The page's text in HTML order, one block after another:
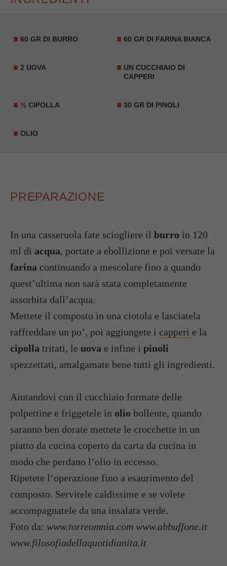
60 GR DI BURRO 60 GR DI FARINA BIANCA
2 UOVA
UN CUCCHIAIO DI
CAPPERI
½ CIPOLLA 30 GR DI PINOLI
OLIO
PREPARAZIONE
In una casseruola fate sciogliere il burro in 120
ml di acqua, portate a ebollizione e poi versate la
farina continuando a mescolare fino a quando
quest’ultima non sarà stata completamente
assorbita dall’acqua.
Mettete il composto in una ciotola e lasciatela
raffreddare un po’, poi aggiungete i capperi e la
cipolla tritati, le uova e infine i pinoli
spezzettati, amalgamate bene tutti gli ingredienti.
Aiutandovi con il cucchiaio formate delle
polpettine e friggetele in olio bollente, quando
saranno ben dorate mettete le crocchette in un
piatto da cucina coperto da carta da cucina in
modo che perdano l’olio in eccesso.
Ripetete l’operazione fino a esaurimento del
composto. Servitele caldissime e se volete
accompagnatele da una insalata verde.
Foto da: www.torreomnia.com www.abbuffone.it
www.filosofiadellaquotidianita.it